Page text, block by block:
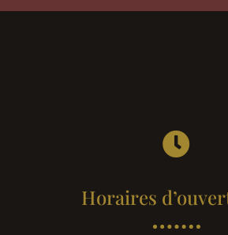

Horaires